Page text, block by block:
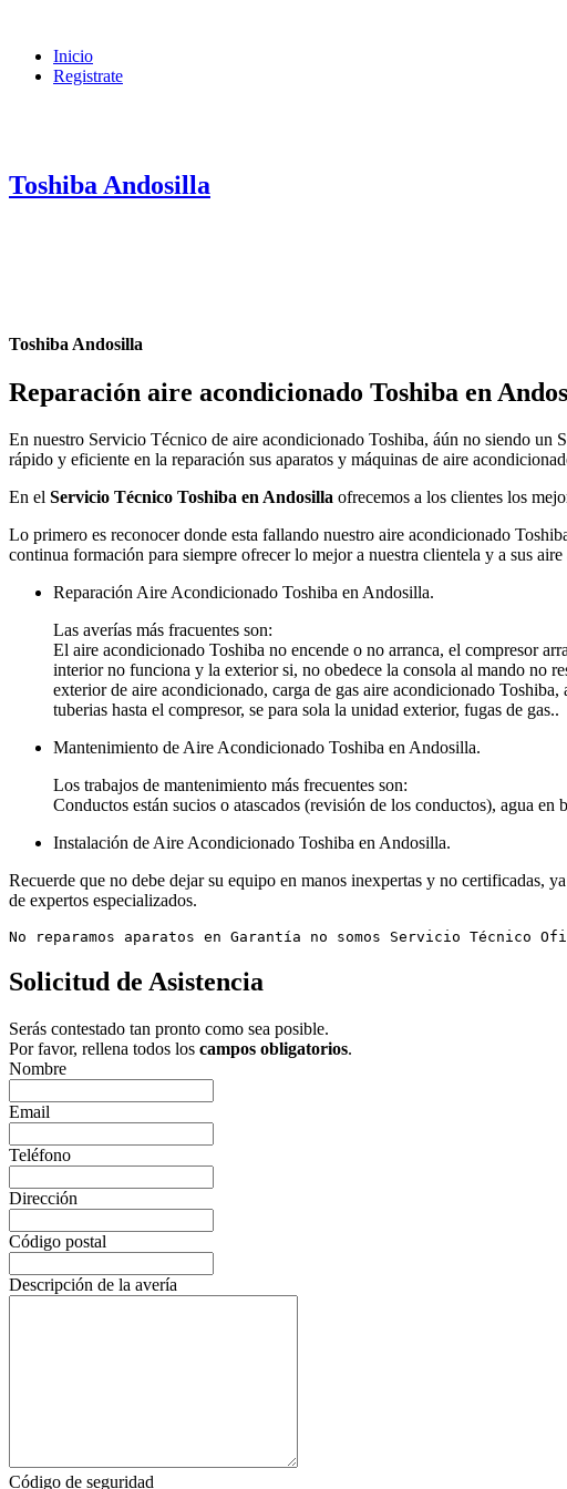
Inicio
Registrate
Toshiba Andosilla
Toshiba Andosilla
Reparación aire acondicionado Toshiba en
En nuestro Servicio Técnico de aire acondicionado Toshiba, áún no siendo
rápido y eficiente en la reparación sus aparatos y máquinas de aire
En el Servicio Técnico Toshiba en Andosilla ofrecemos a los clientes los
Lo primero es reconocer donde esta fallando nuestro aire acondicionado
continua formación para siempre ofrecer lo mejor a nuestra clientela y a sus
Reparación Aire Acondicionado Toshiba en Andosilla.
Las averías más fracuentes son:
El aire acondicionado Toshiba no encende o no arranca, el compresor
interior no funciona y la exterior si, no obedece la consola al mando no
exterior de aire acondicionado, carga de gas aire acondicionado
tuberias hasta el compresor, se para sola la unidad exterior, fugas de gas..
Mantenimiento de Aire Acondicionado Toshiba en Andosilla.
Los trabajos de mantenimiento más frecuentes son:
Conductos están sucios o atascados (revisión de los conductos), agua
Instalación de Aire Acondicionado Toshiba en Andosilla.
Recuerde que no debe dejar su equipo en manos inexpertas y no certificadas,
de expertos especializados.
No reparamos aparatos en Garantía no somos Servicio Técnico
Solicitud de Asistencia
Serás contestado tan pronto como sea posible.
Por favor, rellena todos los campos obligatorios.
Nombre
Email
Teléfono
Dirección
Código postal
Descripción de la avería
Código de seguridad